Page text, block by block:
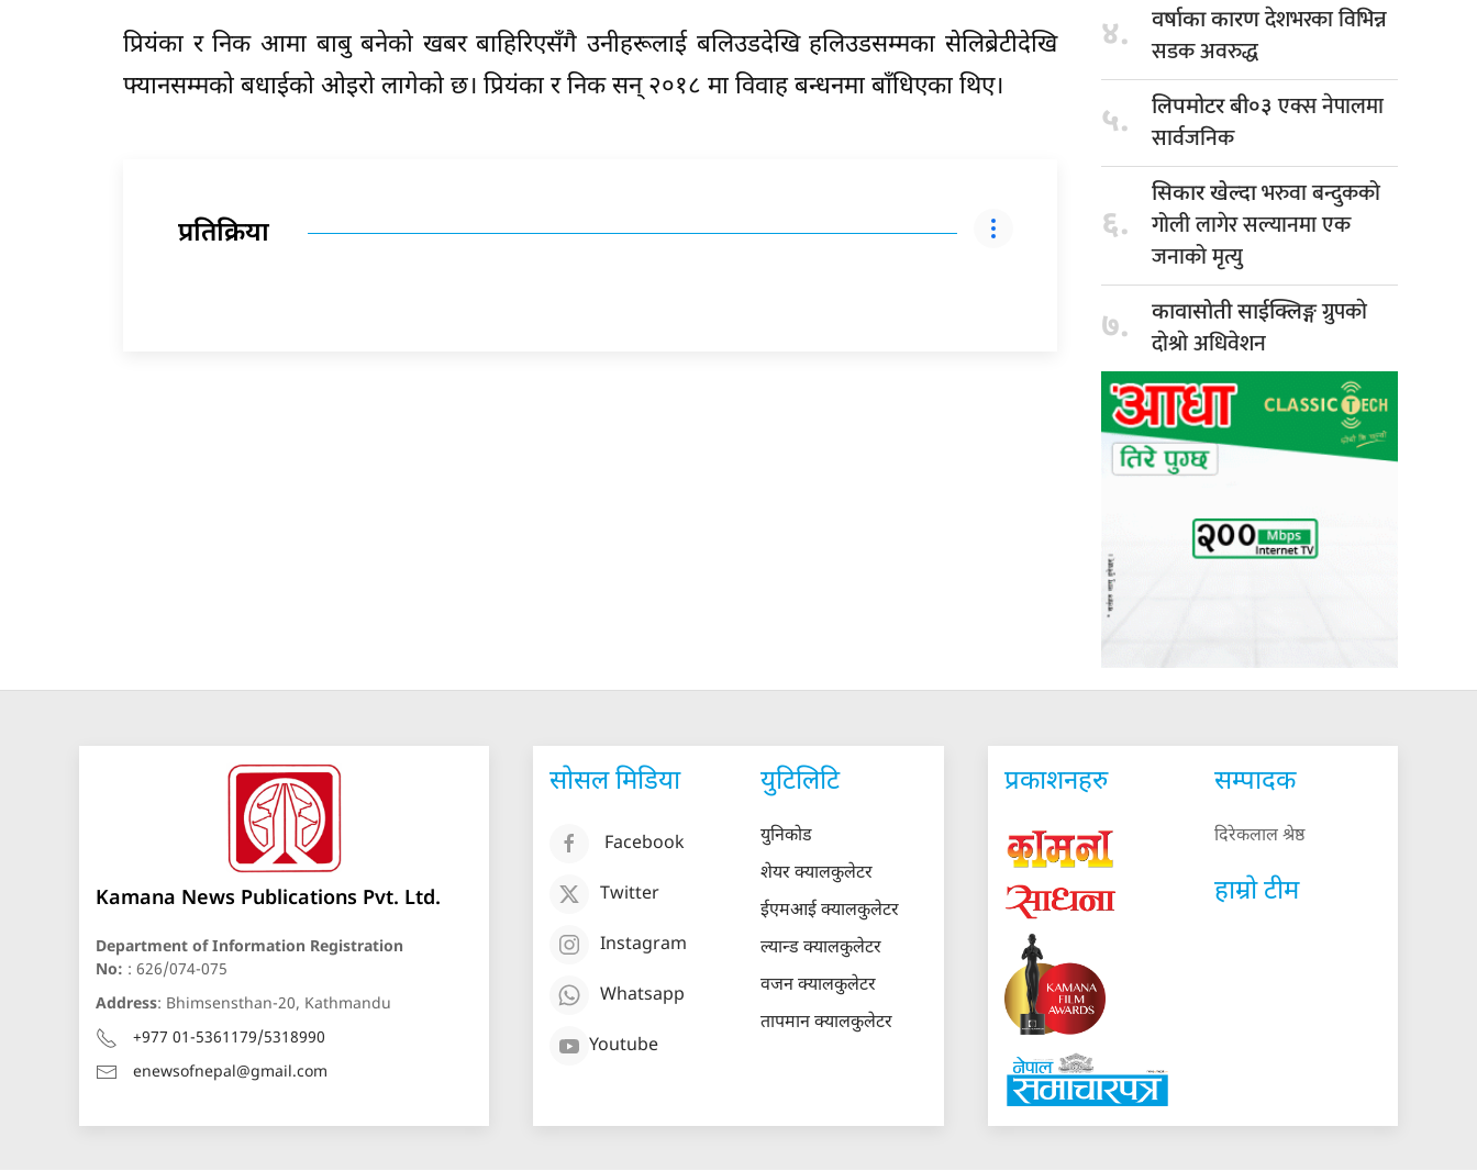
प्रियंका र निक आमा बाबु बनेको खबर बाहिरिएसँगै उनीहरूलाई बलिउडदेखि हलिउडसम्मका सेलिब्रेटीदेखि
फ्यानसम्मको बधाईको ओइरो लागेको छ। प्रियंका र निक सन् २०१८ मा विवाह बन्धनमा बाँधिएका थिए।
प्रतिक्रिया
४. वर्षाका कारणदेशभरका विभिन्न
सडक अवरुद्ध
५. लिपमोटर बी०३एक्स नेपालमा
सार्वजनिक
६.
सिकार खेल्दाभरुवा बन्दुकको
गोली लागेर सल्यानमा एक
जनाको मृत्यु
७. कावासाेती साईक्लिङ्गग्रुपकाे
दाेश्राे अधिवेशन
Kamana News Publications Pvt. Ltd.
Department of Information Registration
No: : 626/074-075
Address: Bhimsensthan-20, Kathmandu
+977 01-5361179/5318990
enewsofnepal@gmail.com
सोसल मिडिया
Facebook
Twitter
Instagram
Whatsapp
Youtube
युटिलिटि
युनिकोड
शेयर क्यालकुलेटर
ईएमआई क्यालकुलेटर
ल्यान्ड क्यालकुलेटर
वजन क्यालकुलेटर
तापमान क्यालकुलेटर
प्रकाशनहरु सम्पादक
दिरेकलाल श्रेष्ठ
हाम्रो टीम